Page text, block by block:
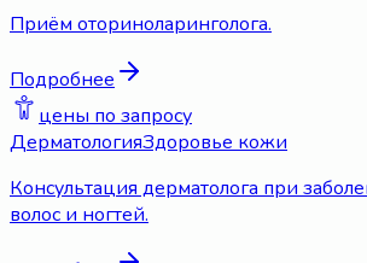
Приём оториноларинголога.
Подробнее
цены по запросу
ДерматологияЗдоровье кожи
Консультация дерматолога при
волос и ногтей.